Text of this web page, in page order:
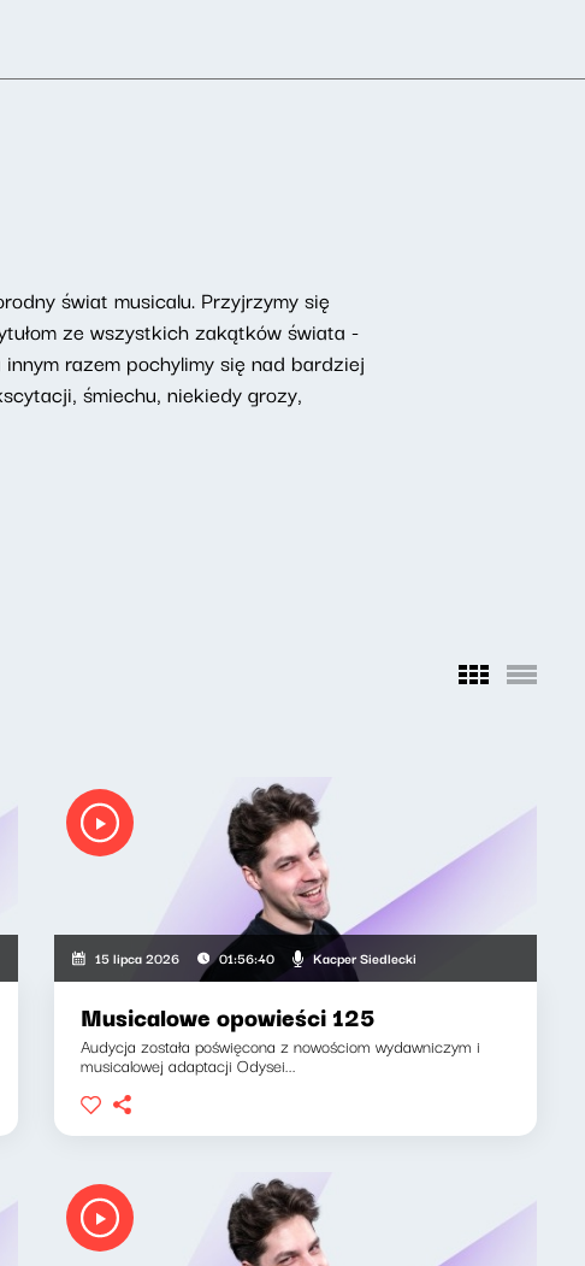
świat musicalu. Przyjrzymy się
ze wszystkich zakątków świata -
razem pochylimy się nad bardziej
śmiechu, niekiedy grozy,
15 lipca 2026 01:56:40 Kacper Siedlecki
Musicalowe opowieści 125
Audycja została poświęcona z nowościom wydawniczym i
musicalowej adaptacji Odysei...